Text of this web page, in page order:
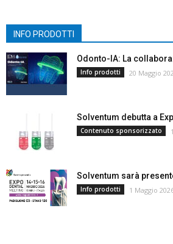
INFO PRODOTTI
Odonto-IA: La
Info prodotti 20 Maggio
Solventum debutta a
Contenuto sponsorizzato
Solventum sarà
Info prodotti 1 Maggio